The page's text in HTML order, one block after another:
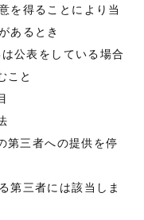
を得ることにより当
あるとき
公表をしている場合
こと
第三者への提供を停
第三者には該当しま